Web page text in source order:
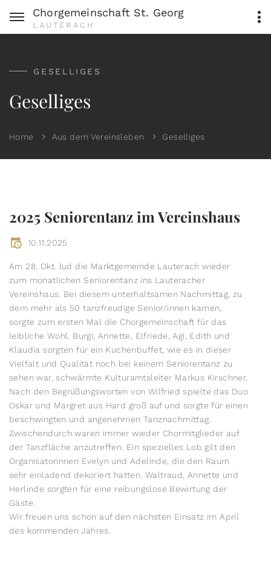
Chorgemeinschaft St. Georg
LAUTERACH
GESELLIGES
Geselliges
Home Aus dem Vereinsleben Geselliges
2025 Seniorentanz im Vereinshaus
10.11.2025
Am 28. Okt. lud die Marktgemeinde Lauterach wieder
zum monatlichen Seniorentanz ins Lauteracher
Vereinshaus. Bei diesem unterhaltsamen Nachmittag, zu
dem mehr als 50 tanzfreudige Senior/innen kamen,
sorgte zum ersten Mal die Chorgemeinschaft für das
leibliche Wohl. Burgi, Annette, Elfriede, Agi, Edith und
Klaudia sorgten für ein Kuchenbuffet, wie es in dieser
Vielfalt und Qualität noch bei keinem Seniorentanz zu
sehen war, schwärmte Kulturamtsleiter Markus Kirschner.
Nach den Begrüßungsworten von Wilfried spielte das Duo
Oskar und Margret aus Hard groß auf und sorgte für einen
beschwingten und angenehmen Tanznachmittag.
Zwischendurch waren immer wieder Chormitglieder auf
der Tanzfläche anzutreffen. Ein spezielles Lob gilt den
Organisatorinnen Evelyn und Adelinde, die den Raum
sehr einladend dekoriert hatten. Waltraud, Annette und
Herlinde sorgten für eine reibungslose Bewirtung der
Gäste.
Wir freuen uns schon auf den nächsten Einsatz im April
des kommenden Jahres.